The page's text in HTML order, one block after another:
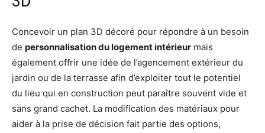
Concevoir un plan 3D décoré pour répondre à un besoin
de personnalisation du logement intérieur mais
également offrir une idée de l’agencement extérieur du
jardin ou de la terrasse afin d’exploiter tout le potentiel
du lieu qui en construction peut paraître souvent vide et
sans grand cachet. La modification des matériaux pour
aider à la prise de décision fait partie des options,